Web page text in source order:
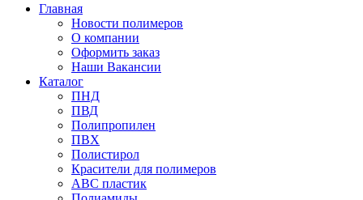
Главная
Новости полимеров
О компании
Оформить заказ
Наши Вакансии
Каталог
ПНД
ПВД
Полипропилен
ПВХ
Полистирол
Красители для полимеров
АВС пластик